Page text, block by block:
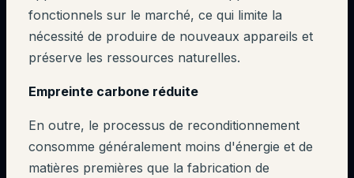
fonctionnels sur le marché, ce qui limite la
nécessité de produire de nouveaux appareils et
préserve les ressources naturelles.
Empreinte carbone réduite
En outre, le processus de reconditionnement
consomme généralement moins d'énergie et de
matières premières que la fabrication de